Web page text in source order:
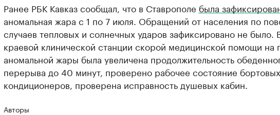
Ранее РБК Кавказ сообщал, что в Ставрополе была
аномальная жара с 1 по 7 июля. Обращений от населения по
случаев тепловых и солнечных ударов зафиксировано не было.
краевой клинической станции ско­рой медицинской помощи на
аномальной жары была увеличена продолжительность
перерыва до 40 минут, проверено рабочее состояние бортовых
кондиционеров, проверена исправность душевых кабин.
Авторы